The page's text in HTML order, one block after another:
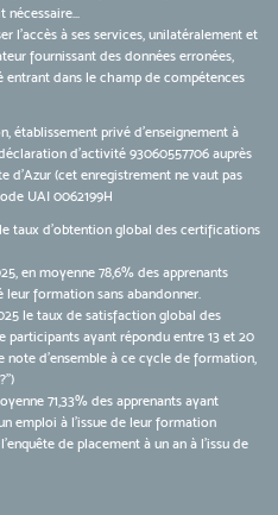
nécessaire...
l'accès à ses services, unilatéralement et
fournissant des données erronées,
dans le champ de compétences
établissement privé d’enseignement à
d’activité 93060557706 auprès
d’Azur (cet enregistrement ne vaut pas
UAI 0062199H
taux d'obtention global des certifications
en moyenne 78,6% des apprenants
leur formation sans abandonner.
le taux de satisfaction global des
participants ayant répondu entre 13 et 20
note d’ensemble à ce cycle de formation,
71,33% des apprenants ayant
emploi à l'issue de leur formation
de placement à un an à l'issu de